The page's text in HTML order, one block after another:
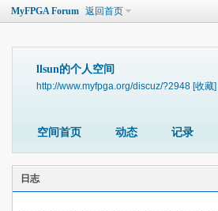
MyFPGA Forum 返回首页
llsun的个人空间
http://www.myfpga.org/discuz/?2948 [收藏]
空间首页 动态 记录
日志